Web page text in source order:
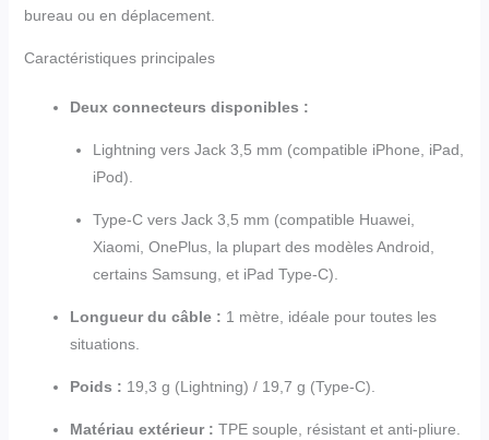
bureau ou en déplacement.
Caractéristiques principales
Deux connecteurs disponibles :
Lightning vers Jack 3,5 mm (compatible iPhone, iPad,
iPod).
Type-C vers Jack 3,5 mm (compatible Huawei,
Xiaomi, OnePlus, la plupart des modèles Android,
certains Samsung, et iPad Type-C).
Longueur du câble : 1 mètre, idéale pour toutes les
situations.
Poids : 19,3 g (Lightning) / 19,7 g (Type-C).
Matériau extérieur : TPE souple, résistant et anti-pliure.